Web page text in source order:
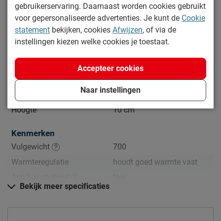
Productinformatie
Artikelnummer
1047363
Merk
Dreamtime
Breedte
60 cm
50 cm
Hoogte
10 cm
Kenmerken
Vulgewicht
700
Warmteregulatie
houdt goed warmte vast
Anti allergie
Slaaphouding
buik, rug, zij
Bekijk meer specificaties
gebruikerservaring. Daarnaast worden cookies gebruikt
voor gepersonaliseerde advertenties. Je kunt de Cookie
statement bekijken, cookies Afwijzen, of via de
instellingen kiezen welke cookies je toestaat.
Naar instellingen
Accepteer cookies